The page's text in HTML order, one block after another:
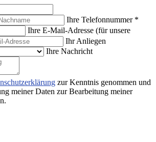
Ihre Telefonnummer *
Ihre E-Mail-Adresse (für unsere
Ihr Anliegen
Ihre Nachricht
zur Kenntnis genommen und
meiner Daten zur Bearbeitung meiner